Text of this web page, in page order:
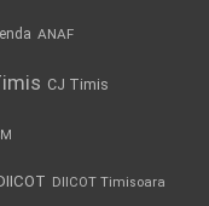
ANAF
CJ Timis
DIICOT Timisoara